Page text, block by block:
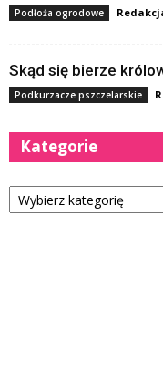
Podłoża ogrodowe
Skąd się bierze
Podkurzacze pszczelarskie
Kategorie
Kategorie